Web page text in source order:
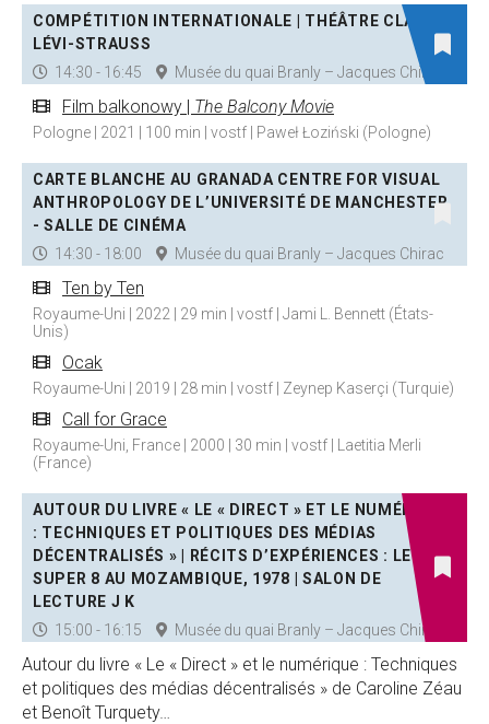
COMPÉTITION INTERNATIONALE | THÉÂTRE CLAUDE
LÉVI-STRAUSS
14:30 - 16:45
Musée du quai Branly – Jacques Chirac
Film balkonowy | The Balcony Movie
Pologne | 2021 | 100 min | vostf | Paweł Łoziński (Pologne)
CARTE BLANCHE AU GRANADA CENTRE FOR VISUAL
ANTHROPOLOGY DE L’UNIVERSITÉ DE MANCHESTER
- SALLE DE CINÉMA
14:30 - 18:00
Musée du quai Branly – Jacques Chirac
Ten by Ten
Royaume-Uni | 2022 | 29 min | vostf | Jami L. Bennett (États-
Unis)
Ocak
Royaume-Uni | 2019 | 28 min | vostf | Zeynep Kaserçi (Turquie)
Call for Grace
Royaume-Uni, France | 2000 | 30 min | vostf | Laetitia Merli
(France)
AUTOUR DU LIVRE « LE « DIRECT » ET LE NUMÉRIQUE
: TECHNIQUES ET POLITIQUES DES MÉDIAS
DÉCENTRALISÉS » | RÉCITS D’EXPÉRIENCES : LE
SUPER 8 AU MOZAMBIQUE, 1978 | SALON DE
LECTURE J K
15:00 - 16:15
Musée du quai Branly – Jacques Chirac
Autour du livre « Le « Direct » et le numérique : Techniques
et politiques des médias décentralisés » de Caroline Zéau
et Benoît Turquety…